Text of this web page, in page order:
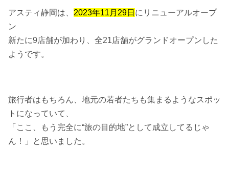
アスティ静岡は、 2023年11月29日 にリニューアルオープ
ン
新たに9店舗が加わり、全21店舗がグランドオープンした
ようです。
旅行者はもちろん、地元の若者たちも集まるようなスポッ
トになっていて、
「ここ、もう完全に“旅の目的地”として成立してるじゃ
ん！」と思いました。